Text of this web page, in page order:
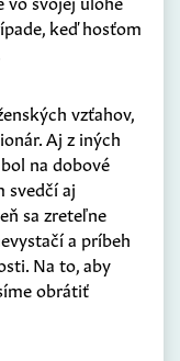
keď hosťom
vzťahov,
Aj z iných
na dobové
svedčí aj
sa zreteľne
a príbeh
Na to, aby
obrátiť